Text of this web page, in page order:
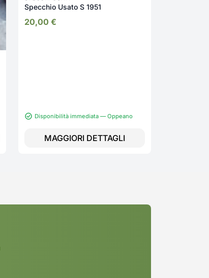
Specchio Usato S 1951
20,00 €
Disponibilità immediata — Oppeano
MAGGIORI DETTAGLI